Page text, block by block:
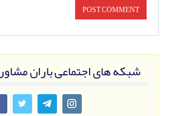
شبکه های اجتماعی باران